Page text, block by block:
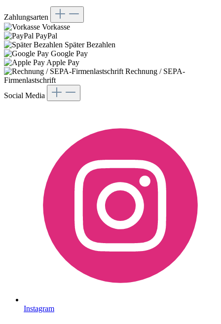
Zahlungsarten
Vorkasse
PayPal
Später Bezahlen
Google Pay
Apple Pay
Rechnung / SEPA-
Firmenlastschrift
Social Media
Instagram